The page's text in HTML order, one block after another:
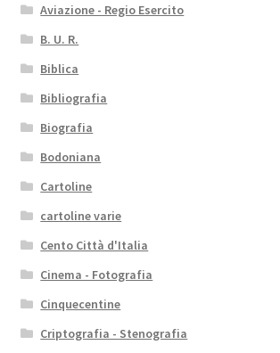
Aviazione - Regio Esercito
B. U. R.
Biblica
Bibliografia
Biografia
Bodoniana
Cartoline
cartoline varie
Cento Città d'Italia
Cinema - Fotografia
Cinquecentine
Criptografia - Stenografia